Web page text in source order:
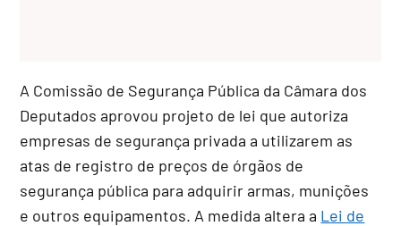
A Comissão de Segurança Pública da Câmara dos
Deputados aprovou projeto de lei que autoriza
empresas de segurança privada a utilizarem as
atas de registro de preços de órgãos de
segurança pública para adquirir armas, munições
e outros equipamentos. A medida altera a Lei de